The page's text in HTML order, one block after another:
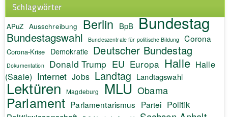
Schlagwörter
APuZ Ausschreibung Berlin BpB Bundestag
Bundestagswahl Bundeszentrale für politische Bildung Corona
Corona-Krise Demokratie Deutscher Bundestag
Dokumentation Donald Trump EU Europa Halle Halle
(Saale) Internet Jobs Landtag Landtagswahl
Lektüren Magdeburg MLU Obama
Parlament Parlamentarismus Partei Politik